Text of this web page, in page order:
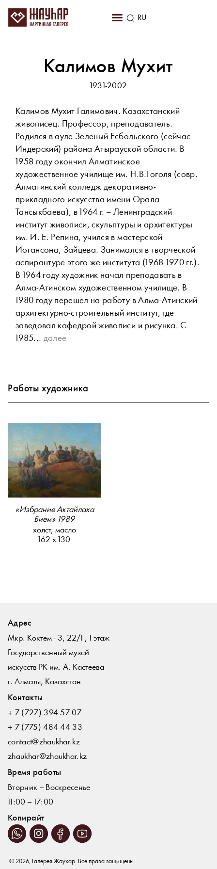
RU
EN
Калимов Мухит
1931-2002
Калимов Мухит Галимович. Казахстанский
живописец. Профессор, преподаватель.
Родился в ауле Зеленый Есбольского (сейчас
Индерский) района Атырауской области. В
1958 году окончил Алматинское
художественное училище им. Н.В.Гоголя (совр.
Алматинский колледж декоративно-
прикладного искусства имени Орала
Тансыкбаева), в 1964 г. – Ленинградский
институт живописи, скульптуры и архитектуры
им. И. Е. Репина, учился в мастерской
Иогансона, Зайцева. Занимался в творческой
аспирантуре этого же института (1968-1970 гг.).
В 1964 году художник начал преподавать в
Алма-Атинском художественном училище. В
1980 году перешел на работу в Алма-Атинский
архитектурно-строительный институт, где
заведовал кафедрой живописи и рисунка. С
1985... далее
Работы художника
«Избрание Актайлака
Бием» 1989
холст, масло
162 х 130
Адрес
Мкр. Коктем - 3, 22/1 , 1 этаж
Государственный музей
искусств РК им. А. Кастеева
г. Алматы, Казахстан
Контакты
+ 7 (727) 394 57 07
+ 7 (775) 484 44 33
contact@zhaukhar.kz
zhaukhar@zhaukhar.kz
Время работы
Вторник – Воскресенье
11:00 – 17:00
Копирайт
© 2026, Галерея Жаухар. Все права защищены.